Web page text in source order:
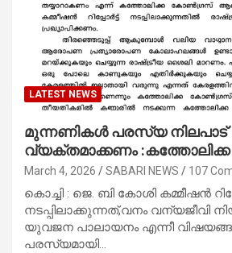
LATEST NEWS
മുന്നണികൾ പരസ്യ നിലപാട്
വ്യക്തമാക്കണം
March 4, 2026 SABARI NEWS 107
കൊച്ചി : ജെ. ബി കോശി കമ്മീഷൻ
നടപ്പിലാക്കുന്നത്,വനം വന്യജീവി
യുവജന പാലായനം എന്നീ
പരസ്യമായി…